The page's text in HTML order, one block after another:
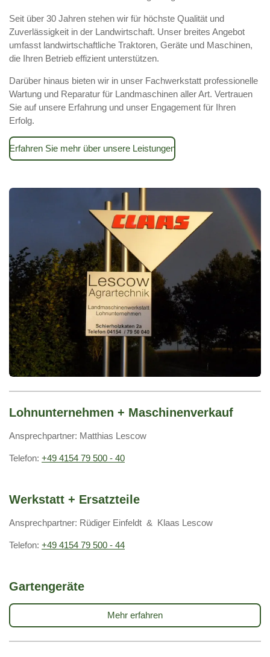
Seit über 30 Jahren stehen wir für höchste Qualität und
Zuverlässigkeit in der Landwirtschaft. Unser breites Angebot
umfasst landwirtschaftliche Traktoren, Geräte und Maschinen,
die Ihren Betrieb effizient unterstützen.
Darüber hinaus bieten wir in unser Fachwerkstatt professionelle
Wartung und Reparatur für Landmaschinen aller Art. Vertrauen
Sie auf unsere Erfahrung und unser Engagement für Ihren
Erfolg.
Erfahren Sie mehr über unsere Leistungen
Lohnunternehmen + Maschinenverkauf
Ansprechpartner: Matthias Lescow
Telefon: +49 4154 79 500 - 40
Werkstatt + Ersatzteile
Ansprechpartner: Rüdiger Einfeldt & Klaas Lescow
Telefon: +49 4154 79 500 - 44
Gartengeräte
Mehr erfahren